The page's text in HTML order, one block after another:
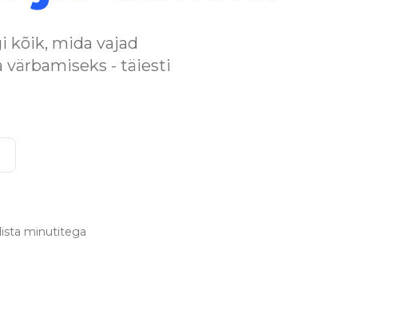
kõik, mida vajad
- täiesti
minutitega